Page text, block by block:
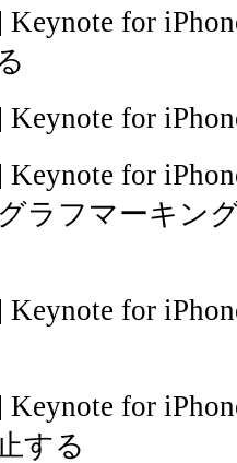
Keynote for
Keynote for
Keynote for
ラフマーキン
Keynote for
Keynote for
する